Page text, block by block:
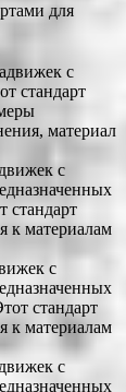
для
с
стандарт
материал
с
стандарт
к материалам
с
стандарт
к материалам
с